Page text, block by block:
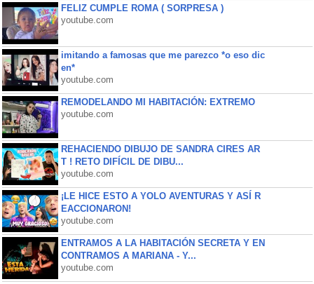
FELIZ CUMPLE ROMA ( SORPRESA )
youtube.com
imitando a famosas que me parezco *o eso dic
en*
youtube.com
REMODELANDO MI HABITACIÓN: EXTREMO
youtube.com
REHACIENDO DIBUJO DE SANDRA CIRES AR
T ! RETO DIFÍCIL DE DIBU...
youtube.com
¡LE HICE ESTO A YOLO AVENTURAS Y ASÍ R
EACCIONARON!
youtube.com
ENTRAMOS A LA HABITACIÓN SECRETA Y EN
CONTRAMOS A MARIANA - Y...
youtube.com